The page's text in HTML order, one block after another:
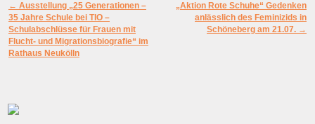
Artikelnavigation
← Ausstellung „25 Generationen –
35 Jahre Schule bei TIO –
Schulabschlüsse für Frauen mit
Flucht- und Migrationsbiografie“ im
Rathaus Neukölln
„Aktion Rote Schuhe“ Gedenken
anlässlich des Feminizids in
Schöneberg am 21.07. →